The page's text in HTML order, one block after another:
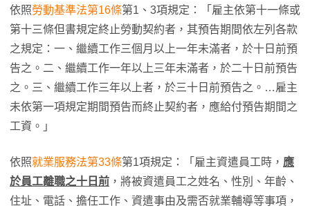
依照勞動基準法第16條第1、3項規定：「雇主依第十一條或
第十三條但書規定終止勞動契約者，其預告期間依左列各款
之規定：一、繼續工作三個月以上一年未滿者，於十日前預
告之。二、繼續工作一年以上三年未滿者，於二十日前預告
之。三、繼續工作三年以上者，於三十日前預告之。…雇主
未依第一項規定期間預告而終止契約者，應給付預告期間之
工資。」
依照就業服務法第33條第1項規定：「雇主資遣員工時， 應
於員工離職之十日前 ，將被資遣員工之姓名、性別、年齡、
住址、電話、擔任工作、資遣事由及需否就業輔導等事項，